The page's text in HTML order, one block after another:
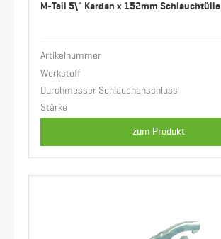
M-Teil 5\" Kardan x 152mm Schlauchtülle
Artikelnummer
Werkstoff
Durchmesser Schlauchanschluss
Stärke
zum Produkt